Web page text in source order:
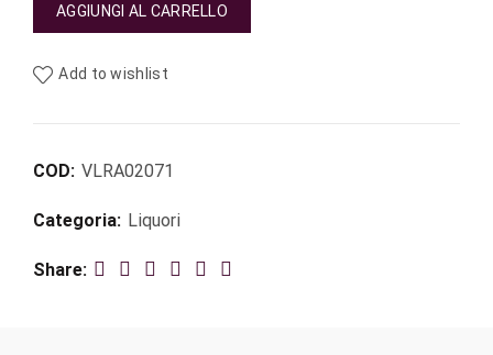
Chartreuse Gialla quantità
AGGIUNGI AL CARRELLO
Add to wishlist
COD: VLRA02071
Categoria: Liquori
Share